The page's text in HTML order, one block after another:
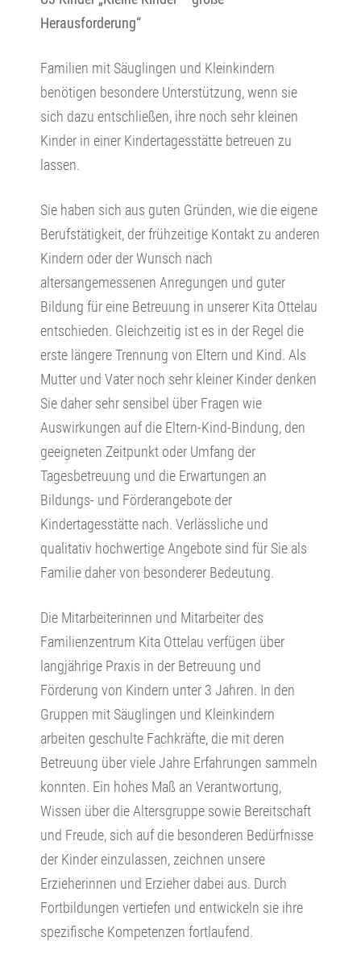
Herausforderung“
Familien mit Säuglingen und Kleinkindern
benötigen besondere Unterstützung, wenn sie
sich dazu entschließen, ihre noch sehr kleinen
Kinder in einer Kindertagesstätte betreuen zu
lassen.
Sie haben sich aus guten Gründen, wie die eigene
Berufstätigkeit, der frühzeitige Kontakt zu anderen
Kindern oder der Wunsch nach
altersangemessenen Anregungen und guter
Bildung für eine Betreuung in unserer Kita Ottelau
entschieden. Gleichzeitig ist es in der Regel die
erste längere Trennung von Eltern und Kind. Als
Mutter und Vater noch sehr kleiner Kinder denken
Sie daher sehr sensibel über Fragen wie
Auswirkungen auf die Eltern-Kind-Bindung, den
geeigneten Zeitpunkt oder Umfang der
Tagesbetreuung und die Erwartungen an
Bildungs- und Förderangebote der
Kindertagesstätte nach. Verlässliche und
qualitativ hochwertige Angebote sind für Sie als
Familie daher von besonderer Bedeutung.
Die Mitarbeiterinnen und Mitarbeiter des
Familienzentrum Kita Ottelau verfügen über
langjährige Praxis in der Betreuung und
Förderung von Kindern unter 3 Jahren. In den
Gruppen mit Säuglingen und Kleinkindern
arbeiten geschulte Fachkräfte, die mit deren
Betreuung über viele Jahre Erfahrungen sammeln
konnten. Ein hohes Maß an Verantwortung,
Wissen über die Altersgruppe sowie Bereitschaft
und Freude, sich auf die besonderen Bedürfnisse
der Kinder einzulassen, zeichnen unsere
Erzieherinnen und Erzieher dabei aus. Durch
Fortbildungen vertiefen und entwickeln sie ihre
spezifische Kompetenzen fortlaufend.